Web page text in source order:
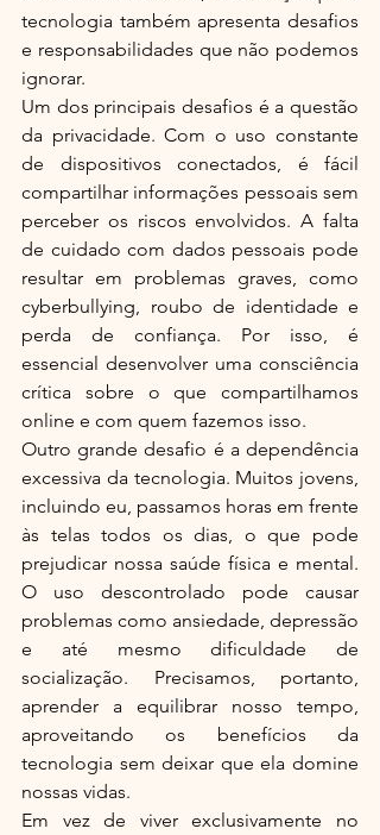
tecnologia também apresenta desafios
e responsabilidades que não podemos
ignorar.
Um dos principais desafios é a questão
da privacidade. Com o uso constante
de dispositivos conectados, é fácil
compartilhar informações pessoais sem
perceber os riscos envolvidos. A falta
de cuidado com dados pessoais pode
resultar em problemas graves, como
cyberbullying, roubo de identidade e
perda de confiança. Por isso, é
essencial desenvolver uma consciência
crítica sobre o que compartilhamos
online e com quem fazemos isso.
Outro grande desafio é a dependência
excessiva da tecnologia. Muitos jovens,
incluindo eu, passamos horas em frente
às telas todos os dias, o que pode
prejudicar nossa saúde física e mental.
O uso descontrolado pode causar
problemas como ansiedade, depressão
e até mesmo dificuldade de
socialização. Precisamos, portanto,
aprender a equilibrar nosso tempo,
aproveitando os benefícios da
tecnologia sem deixar que ela domine
nossas vidas.
Em vez de viver exclusivamente no